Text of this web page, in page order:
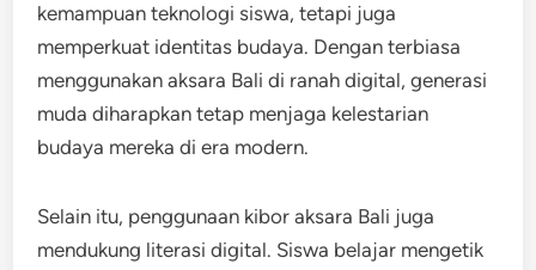
kemampuan teknologi siswa, tetapi juga
memperkuat identitas budaya. Dengan terbiasa
menggunakan aksara Bali di ranah digital, generasi
muda diharapkan tetap menjaga kelestarian
budaya mereka di era modern.
Selain itu, penggunaan kibor aksara Bali juga
mendukung literasi digital. Siswa belajar mengetik